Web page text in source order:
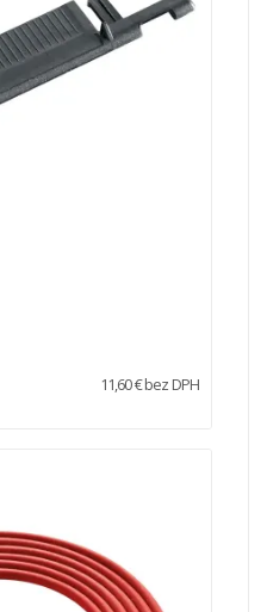
11,60 € bez DPH